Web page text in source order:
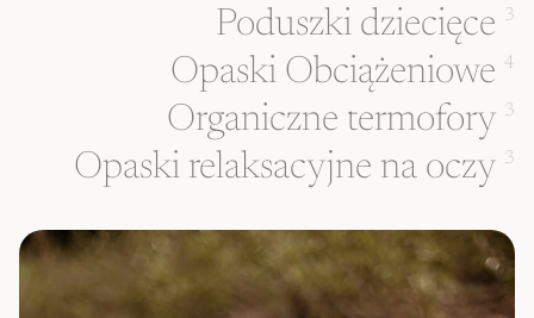
Poduszki dziecięce 3
Opaski Obciążeniowe 4
Organiczne termofory 3
Opaski relaksacyjne na oczy 3